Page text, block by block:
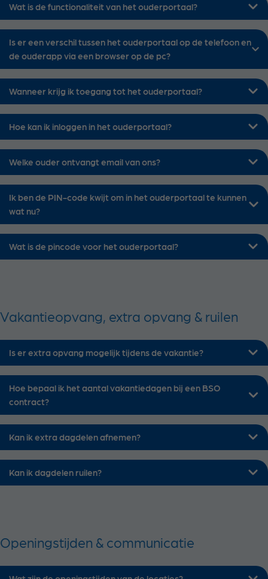
Wat is de functionaliteit van het ouderportaal?
Is er een verschil tussen het ouderportaal op de telefoon en
de ouderapp via een browser op de pc?
Wanneer krijg ik toegang tot het ouderportaal?
Hoe kan ik inloggen in het ouderportaal?
Welke ouder ontvangt email van ons?
Ik ben de PIN-code kwijt om in het ouderportaal te kunnen
wat nu?
Wat is de pincode voor het ouderportaal?
Vakantieopvang, extra opvang & ruilen
Is er extra opvang mogelijk tijdens de vakantie?
Hoe bepaal ik het aantal vakantiedagen bij een BSO
contract?
Kan ik extra dagdelen afnemen?
Kan ik dagdelen ruilen?
Openingstijden & communicatie